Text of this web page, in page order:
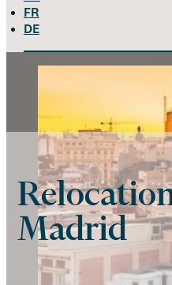
FR
DE
Madrid